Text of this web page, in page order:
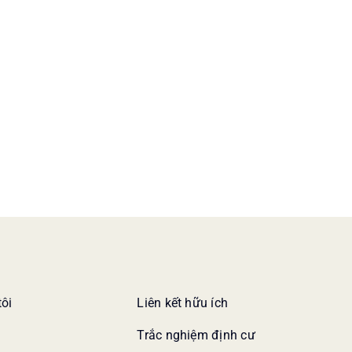
Liên kết hữu ích
Trắc nghiệm định cư